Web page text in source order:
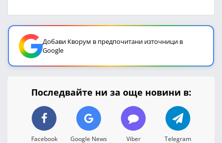
Добави Кворум в предпочитани източници в
Google
Последвайте ни за още новини в:
Facebook Google News Viber Telegram